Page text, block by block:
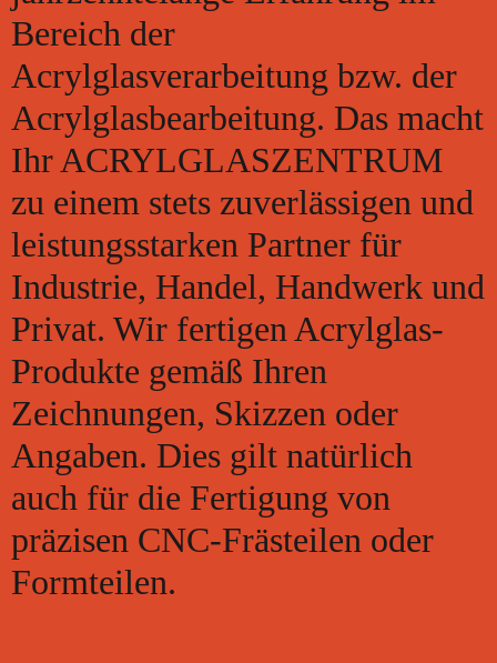
Bereich der
Acrylglasverarbeitung bzw. der
Acrylglasbearbeitung. Das macht
Ihr ACRYLGLASZENTRUM
zu einem stets zuverlässigen und
leistungsstarken Partner für
Industrie, Handel, Handwerk und
Privat. Wir fertigen Acrylglas-
Produkte gemäß Ihren
Zeichnungen, Skizzen oder
Angaben. Dies gilt natürlich
auch für die Fertigung von
präzisen CNC-Frästeilen oder
Formteilen.